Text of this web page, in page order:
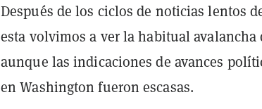
Después de los ciclos de noticias lentos
esta volvimos a ver la habitual
aunque las indicaciones de avances
en Washington fueron escasas.